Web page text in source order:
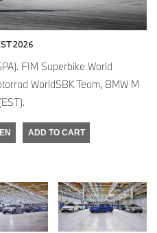
2026
FIM Superbike World
WorldSBK Team, BMW M
ADD TO CART